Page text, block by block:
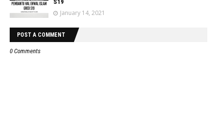
S19
January 14, 2021
POST A COMMENT
0 Comments